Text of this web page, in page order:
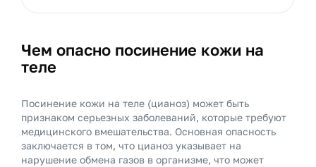
Чем опасно посинение кожи на
теле
Посинение кожи на теле (цианоз) может быть
признаком серьезных заболеваний, которые требуют
медицинского вмешательства. Основная опасность
заключается в том, что цианоз указывает на
нарушение обмена газов в организме, что может